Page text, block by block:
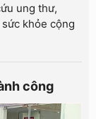
ung thư,
khỏe cộng
công